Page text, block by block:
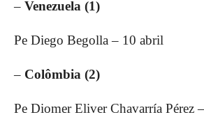
– Venezuela (1)
Pe Diego Begolla – 10 abril
– Colômbia (2)
Pe Diomer Eliver Chavarría Pérez